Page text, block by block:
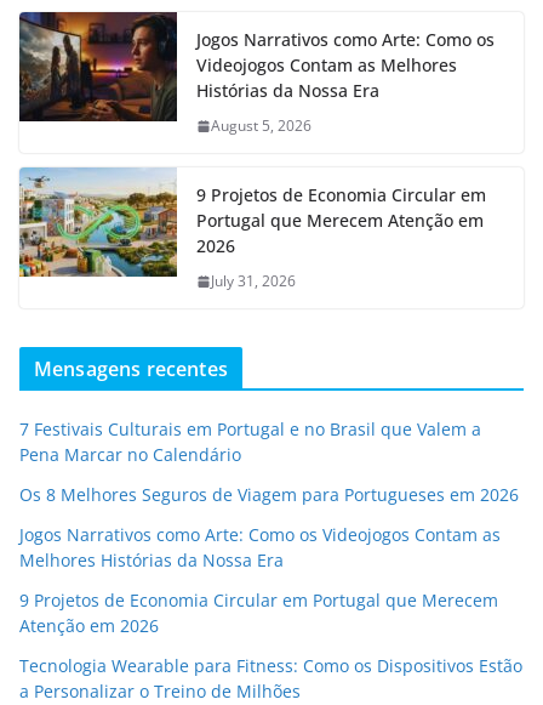
Jogos Narrativos como Arte: Como os
Videojogos Contam as Melhores
Histórias da Nossa Era
August 5, 2026
9 Projetos de Economia Circular em
Portugal que Merecem Atenção em
2026
July 31, 2026
Mensagens recentes
7 Festivais Culturais em Portugal e no Brasil que Valem a
Pena Marcar no Calendário
Os 8 Melhores Seguros de Viagem para Portugueses em 2026
Jogos Narrativos como Arte: Como os Videojogos Contam as
Melhores Histórias da Nossa Era
9 Projetos de Economia Circular em Portugal que Merecem
Atenção em 2026
Tecnologia Wearable para Fitness: Como os Dispositivos Estão
a Personalizar o Treino de Milhões